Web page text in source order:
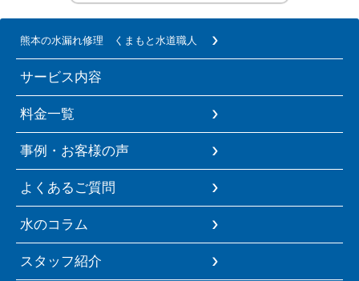
熊本の水漏れ修理 くまもと水道職人
サービス内容
料金一覧
事例・お客様の声
よくあるご質問
水のコラム
スタッフ紹介